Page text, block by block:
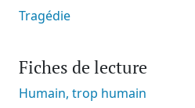
Tragédie
Fiches de lecture
Humain, trop humain